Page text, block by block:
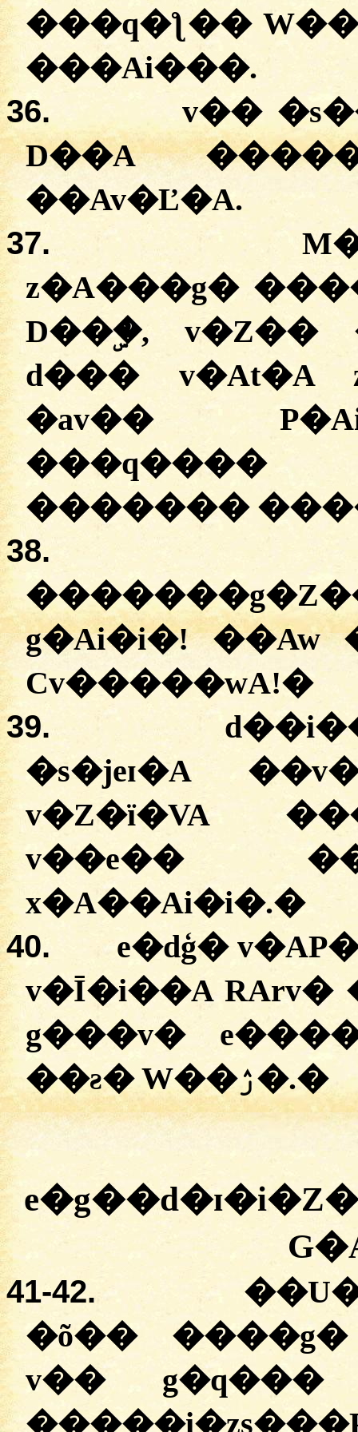
���q�ƪ��
���Ai���.
36. v���
D��A�
��Av�Ľ�A.
37.
z�A���g��
D��ۣ�,v�Z��
d���
v�At�A
�av��
���q����
��������
38.
�
g�Ai�i�! ��Aw
Cv�����wA!�
39.
�s�jeɪ�A�
v�Z�ï�VA
v��e��
x�A��Ai�i�.�
40. e�dģ�
v�Ī�i��A RArv�
g���v�
��ƨ� W��ۯ�.�
41-42. �
�õ������g�
v��
g�q���
��